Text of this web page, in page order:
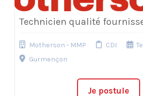
Technicien qualité
Motherson - MMP CDI
Gurmençon
Je postule